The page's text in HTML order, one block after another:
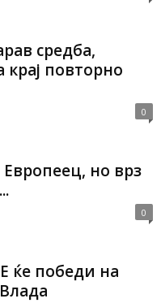
средба,
повторно
0
Европеец, но врз
0
победи на